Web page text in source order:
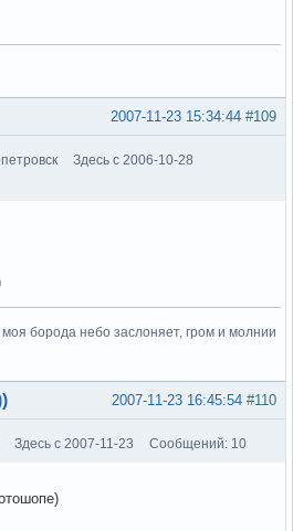
#109
2007-11-23 15:34:44
Здесь с 2006-10-28
борода небо заслоняет, гром и молнии
#110
2007-11-23 16:45:54
Здесь с 2007-11-23 Сообщений: 10